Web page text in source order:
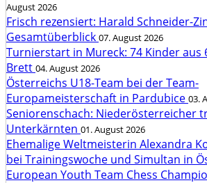
August 2026
Frisch rezensiert: Harald Schneider-
Gesamtüberblick 07. August 2026
Turnierstart in Mureck: 74 Kinder aus
Brett 04. August 2026
Österreichs U18-Team bei der Team-
Europameisterschaft in Pardubice 03.
Seniorenschach: Niederösterreicher
Unterkärnten 01. August 2026
Ehemalige Weltmeisterin Alexandra
bei Trainingswoche und Simultan in
European Youth Team Chess